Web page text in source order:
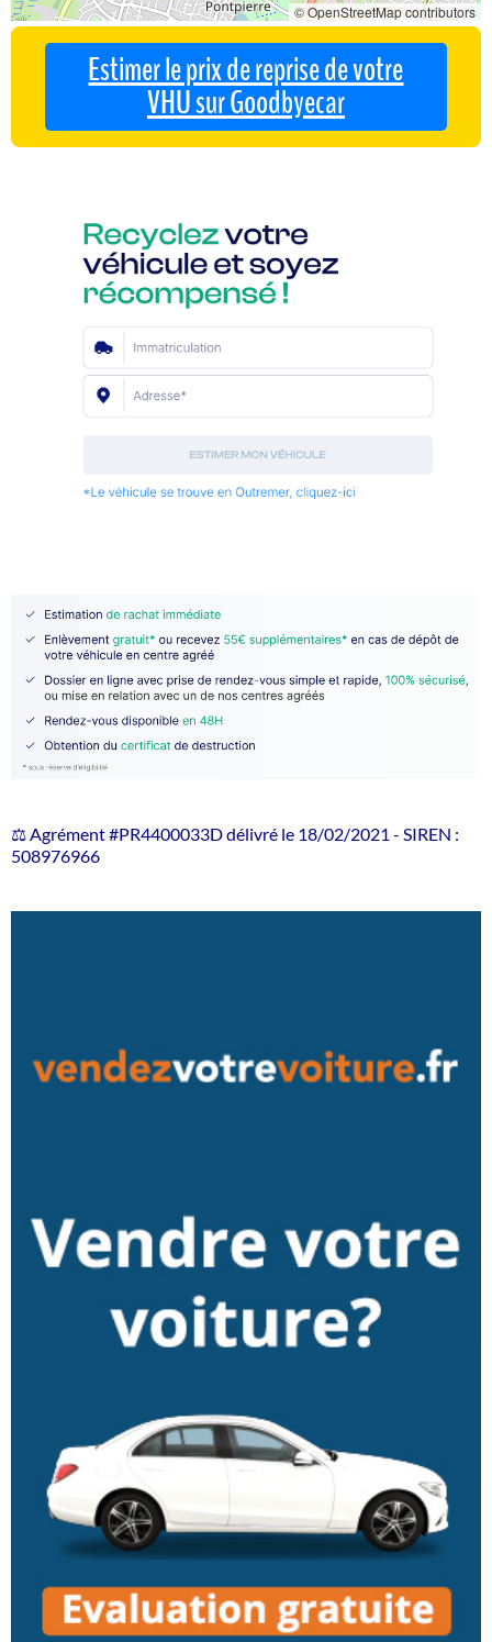
© OpenStreetMap contributors
Estimer le prix de reprise de votre
VHU sur Goodbyecar
⚖️ Agrément #PR4400033D délivré le 18/02/2021 - SIREN :
508976966